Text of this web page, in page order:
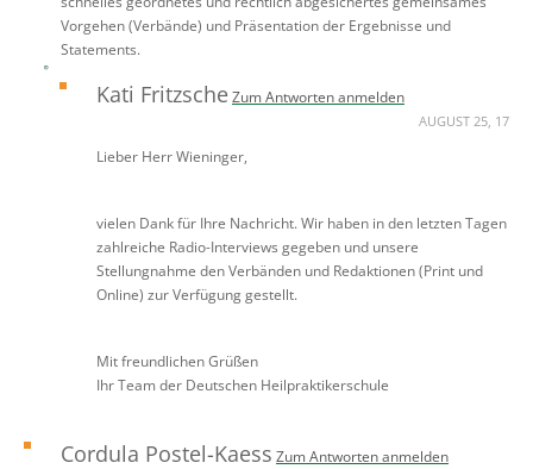
Vorgehen (Verbände) und Präsentation der Ergebnisse und
Statements.
Kati FritzscheZum Antworten anmelden
AUGUST 25, 17
Lieber Herr Wieninger,
vielen Dank für Ihre Nachricht. Wir haben in den letzten Tagen
zahlreiche Radio-Interviews gegeben und unsere
Stellungnahme den Verbänden und Redaktionen (Print und
Online) zur Verfügung gestellt.
Mit freundlichen Grüßen
Ihr Team der Deutschen Heilpraktikerschule
Cordula Postel-Kaess Zum Antworten anmelden